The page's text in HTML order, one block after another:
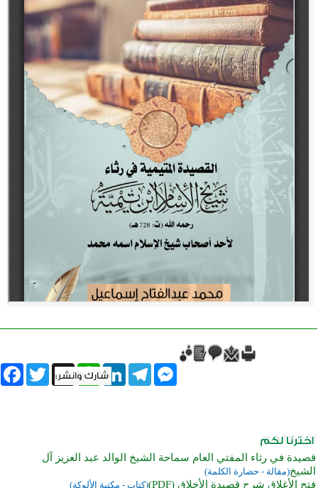
Twitter X
WhatsAppLinkedInTelegram
Messenger
قصيدة في رثاء المفتي العام سماحة الشيخ الوالد عبد العزيز آل
الشيخ(مقالة - حضارة الكلمة)
فتح الأغلاق شرح قصيدة الأخلاق (PDF) (كتاب - مكتبة الألوكة)